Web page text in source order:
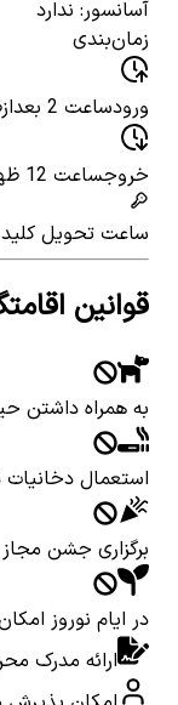
آسانسور: ندارد
زمان‌بندی
ورودساعت 2 بعدازظهر
خروجساعت 12 ظهر
ساعت تحویل کلید
قوانین
به همراه داشتن
استعمال
برگزاری جشن
در ایام نوروز
ارائه مدرک